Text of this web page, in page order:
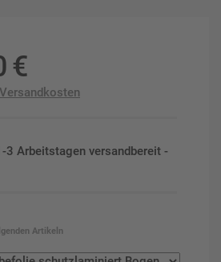
€
Versandkosten
3 Arbeitstagen versandbereit -
Artikeln